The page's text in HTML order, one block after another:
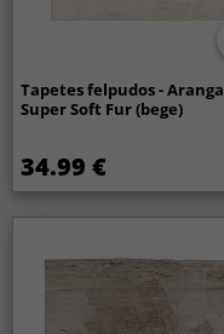
Tapetes felpudos - Aranga
Super Soft Fur (bege)
34.99 €